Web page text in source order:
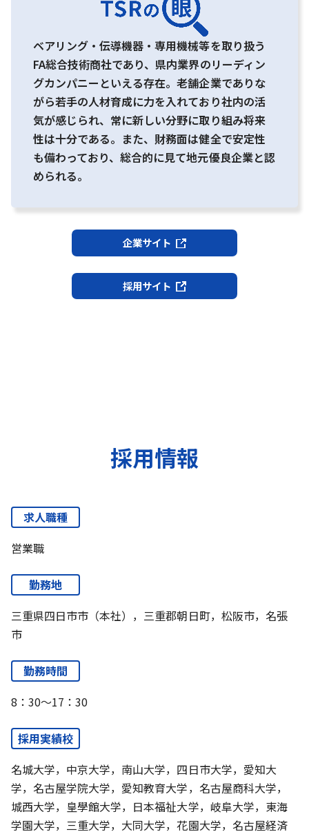
ベアリング・伝導機器・専用機械等を取り扱う
FA総合技術商社であり、県内業界のリーディン
グカンパニーといえる存在。老舗企業でありな
がら若手の人材育成に力を入れており社内の活
気が感じられ、常に新しい分野に取り組み将来
性は十分である。また、財務面は健全で安定性
も備わっており、総合的に見て地元優良企業と認
められる。
企業サイト
採用サイト
採用情報
求人職種
営業職
勤務地
三重県四日市市（本社），三重郡朝日町，松阪市，名張
市
勤務時間
8：30～17：30
採用実績校
名城大学，中京大学，南山大学，四日市大学，愛知大
学，名古屋学院大学，愛知教育大学，名古屋商科大学，
城西大学，皇學館大学，日本福祉大学，岐阜大学，東海
学園大学，三重大学，大同大学，花園大学，名古屋経済